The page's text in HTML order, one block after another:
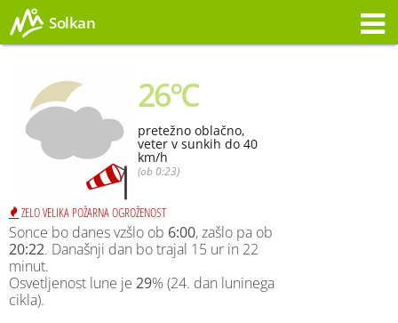
Solkan
26°C
pretežno oblačno,
veter v sunkih do 40
km/h
(ob 0:23)
ZELO VELIKA POŽARNA OGROŽENOST
Sonce bo danes vzšlo ob 6:00, zašlo pa ob
20:22. Današnji dan bo trajal 15 ur in 22
minut.
Osvetljenost lune je 29% (24. dan luninega
cikla).